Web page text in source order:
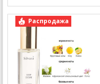
Распродажа